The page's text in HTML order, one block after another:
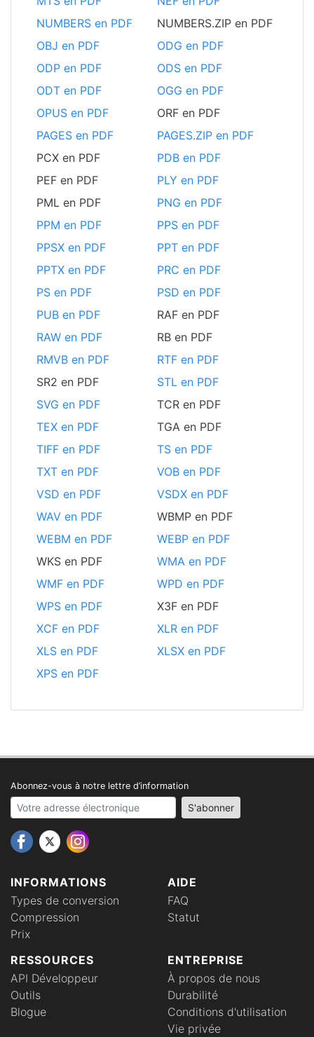
NUMBERS en PDF
NUMBERS.ZIP en PDF
OBJ en PDF
ODG en PDF
ODP en PDF
ODS en PDF
ODT en PDF
OGG en PDF
OPUS en PDF
ORF en PDF
PAGES en PDF
PAGES.ZIP en PDF
PCX en PDF
PDB en PDF
PEF en PDF
PLY en PDF
PML en PDF
PNG en PDF
PPM en PDF
PPS en PDF
PPSX en PDF
PPT en PDF
PPTX en PDF
PRC en PDF
PS en PDF
PSD en PDF
PUB en PDF
RAF en PDF
RAW en PDF
RB en PDF
RMVB en PDF
RTF en PDF
SR2 en PDF
STL en PDF
SVG en PDF
TCR en PDF
TEX en PDF
TGA en PDF
TIFF en PDF
TS en PDF
TXT en PDF
VOB en PDF
VSD en PDF
VSDX en PDF
WAV en PDF
WBMP en PDF
WEBM en PDF
WEBP en PDF
WKS en PDF
WMA en PDF
WMF en PDF
WPD en PDF
WPS en PDF
X3F en PDF
XCF en PDF
XLR en PDF
XLS en PDF
XLSX en PDF
XPS en PDF
INFORMATIONS
Types de conversion
Compression
Prix
AIDE
FAQ
Statut
RESSOURCES
API Développeur
Outils
Blogue
ENTREPRISE
À propos de nous
Durabilité
Conditions d'utilisation
Vie privée
Abonnez-vous à notre lettre d’information
Your email address S'abonner